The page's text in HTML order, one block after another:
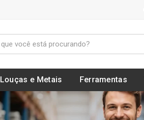
Louças e Metais Ferramentas